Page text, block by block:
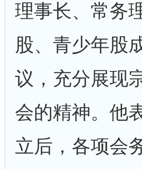
理事长、常务
股、青少年股
议，充分展现
会的精神。他
立后，各项会